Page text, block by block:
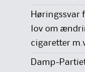
Høringssvar
lov om
cigaretter
Damp-